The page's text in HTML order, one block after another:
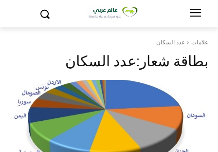
علامات عدد السكان
بطاقة شعار:عدد السكان